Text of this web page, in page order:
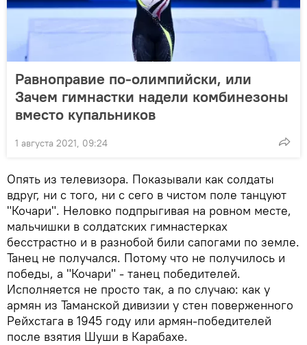
Равноправие по-олимпийски, или
Зачем гимнастки надели комбинезоны
вместо купальников
1 августа 2021, 09:24
Опять из телевизора. Показывали как солдаты
вдруг, ни с того, ни с сего в чистом поле танцуют
"Кочари". Неловко подпрыгивая на ровном месте,
мальчишки в солдатских гимнастерках
бесстрастно и в разнобой били сапогами по земле.
Танец не получался. Потому что не получилось и
победы, а "Кочари" - танец победителей.
Исполняется не просто так, а по случаю: как у
армян из Таманской дивизии у стен поверженного
Рейхстага в 1945 году или армян-победителей
после взятия Шуши в Карабахе.